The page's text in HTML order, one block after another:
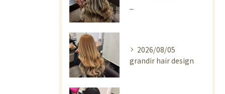
2026/08/05
grandir hair design